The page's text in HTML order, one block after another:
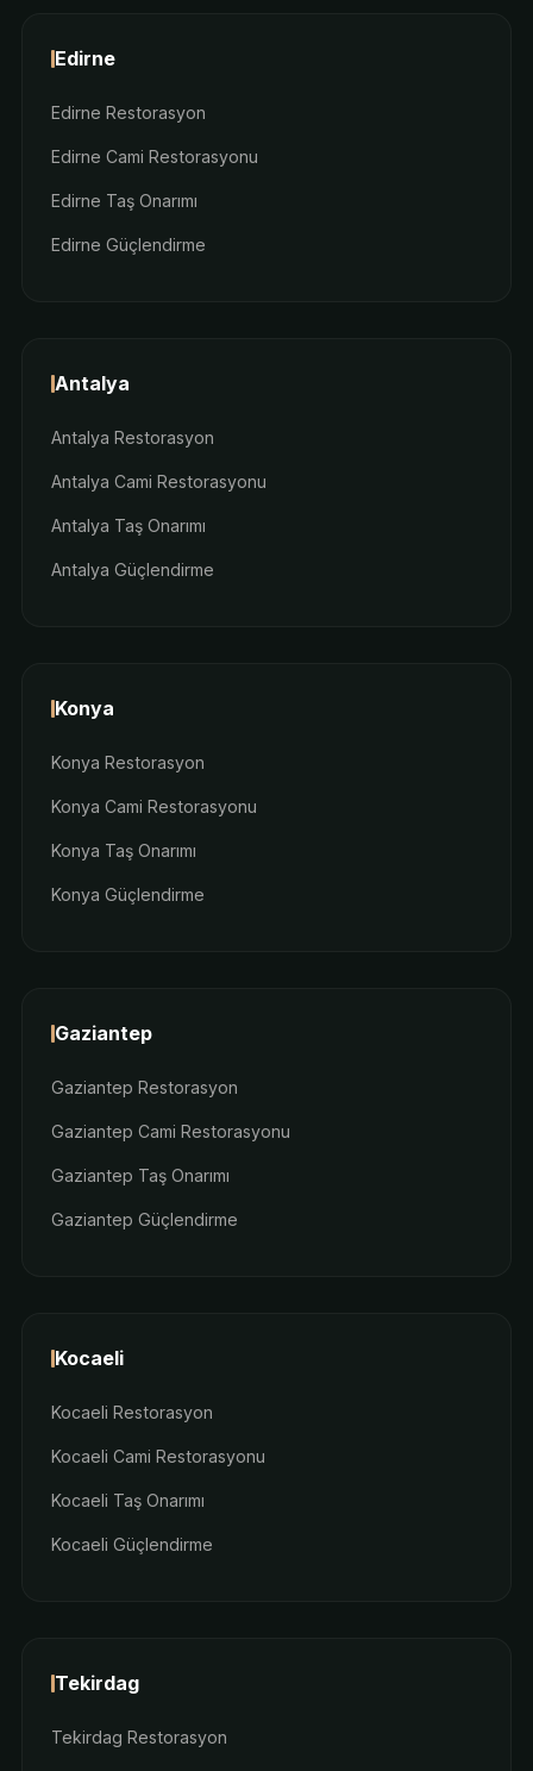
Edirne
Edirne Restorasyon
Edirne Cami Restorasyonu
Edirne Taş Onarımı
Edirne Güçlendirme
Antalya
Antalya Restorasyon
Antalya Cami Restorasyonu
Antalya Taş Onarımı
Antalya Güçlendirme
Konya
Konya Restorasyon
Konya Cami Restorasyonu
Konya Taş Onarımı
Konya Güçlendirme
Gaziantep
Gaziantep Restorasyon
Gaziantep Cami Restorasyonu
Gaziantep Taş Onarımı
Gaziantep Güçlendirme
Kocaeli
Kocaeli Restorasyon
Kocaeli Cami Restorasyonu
Kocaeli Taş Onarımı
Kocaeli Güçlendirme
Tekirdag
Tekirdag Restorasyon